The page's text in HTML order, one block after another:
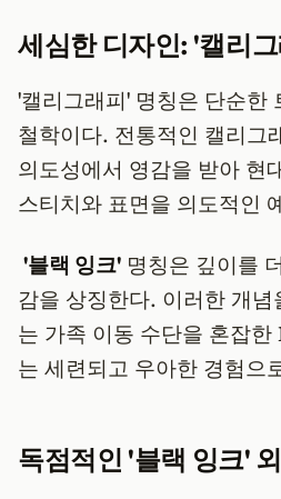
세심한 디자인: '캘리
'캘리그래피' 명칭은 단순한
철학이다. 전통적인 캘리그
의도성에서 영감을 받아 현
스티치와 표면을 의도적인
'블랙 잉크' 명칭은 깊이를
감을 상징한다. 이러한 개
는 가족 이동 수단을 혼잡한
는 세련되고 우아한 경험으
독점적인 '블랙 잉크'